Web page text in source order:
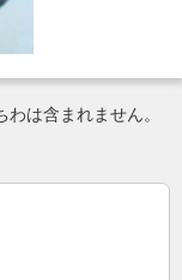
は含まれません。